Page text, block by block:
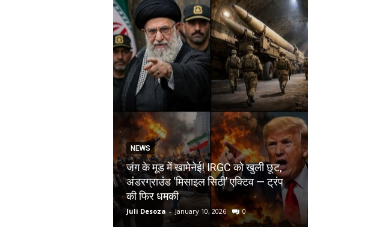
NEWS
जंग के मूड में खामेनेई! IRGC को खुली छूट,
अंडरग्राउंड ‘मिसाइल सिटी’ एक्टिव — ट्रंप
की फिर धमकी
Juli Desoza - January 10, 2026 0